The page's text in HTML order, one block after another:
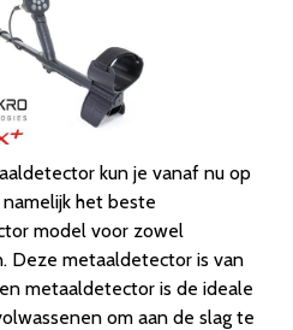
kun je vanaf nu op
het beste
model voor zowel
Deze metaaldetector is van
metaaldetector is de ideale
om aan de slag te